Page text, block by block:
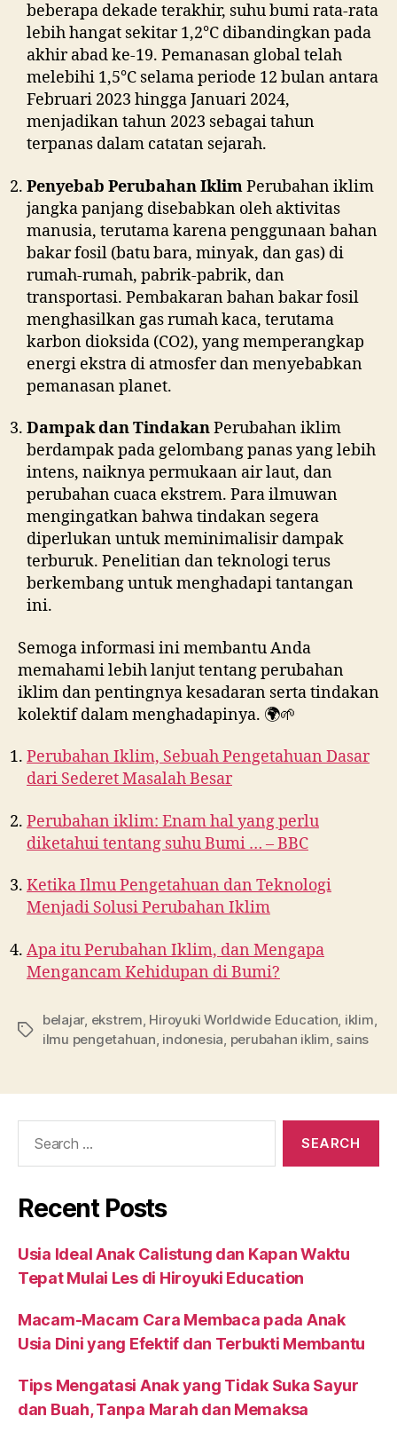
beberapa dekade terakhir, suhu bumi rata-rata
lebih hangat sekitar 1,2°C dibandingkan pada
akhir abad ke-19. Pemanasan global telah
melebihi 1,5°C selama periode 12 bulan antara
Februari 2023 hingga Januari 2024,
menjadikan tahun 2023 sebagai tahun
terpanas dalam catatan sejarah.
Penyebab Perubahan IklimPerubahan iklim
jangka panjang disebabkan oleh aktivitas
manusia, terutama karena penggunaan bahan
bakar fosil (batu bara, minyak, dan gas) di
rumah-rumah, pabrik-pabrik, dan
transportasi. Pembakaran bahan bakar fosil
menghasilkan gas rumah kaca, terutama
karbon dioksida (CO2), yang memperangkap
energi ekstra di atmosfer dan menyebabkan
pemanasan planet.
Dampak dan TindakanPerubahan iklim
berdampak pada gelombang panas yang lebih
intens, naiknya permukaan air laut, dan
perubahan cuaca ekstrem. Para ilmuwan
mengingatkan bahwa tindakan segera
diperlukan untuk meminimalisir dampak
terburuk. Penelitian dan teknologi terus
berkembang untuk menghadapi tantangan
ini.
Semoga informasi ini membantu Anda
memahami lebih lanjut tentang perubahan
iklim dan pentingnya kesadaran serta tindakan
kolektif dalam menghadapinya. 🌍🌱
Perubahan Iklim, Sebuah Pengetahuan Dasar
dari Sederet Masalah Besar
Perubahan iklim: Enam hal yang perlu
diketahui tentang suhu Bumi … – BBC
Ketika Ilmu Pengetahuan dan Teknologi
Menjadi Solusi Perubahan Iklim
Apa itu Perubahan Iklim, dan Mengapa
Mengancam Kehidupan di Bumi?
belajar, ekstrem Hiroyuki Worldwide Education iklim
ilmu pengetahuan indonesia perubahan iklim sains
Recent Posts
Usia Ideal Anak Calistung dan Kapan Waktu
Tepat Mulai Les di Hiroyuki Education
Macam-Macam Cara Membaca pada Anak
Usia Dini yang Efektif dan Terbukti Membantu
Tips Mengatasi Anak yang Tidak Suka Sayur
dan Buah, Tanpa Marah dan Memaksa